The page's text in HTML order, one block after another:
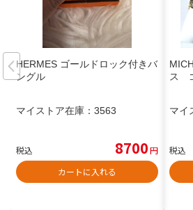
HERMES ゴールドロック付きバ
ングル
マイストア在庫： 3563
税込 8700円
カートに入れる
ス
マイ
税込